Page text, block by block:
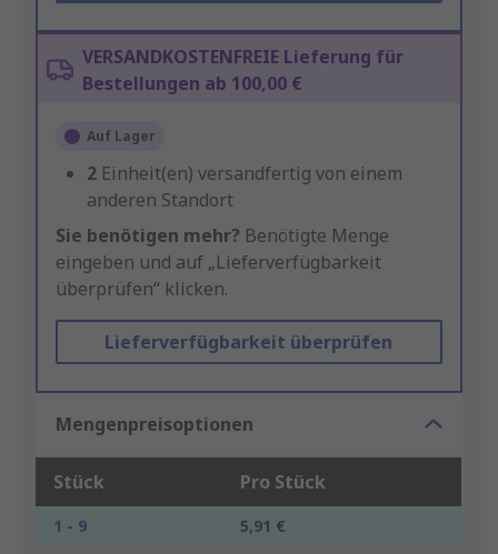
VERSANDKOSTENFREIE Lieferung für
Bestellungen ab 100,00 €
Auf Lager
2 Einheit(en) versandfertig von einem
anderen Standort
Sie benötigen mehr? Benötigte Menge
eingeben und auf „Lieferverfügbarkeit
überprüfen“ klicken.
Lieferverfügbarkeit überprüfen
Mengenpreisoptionen
Stück Pro Stück
1 - 9
5,91 €